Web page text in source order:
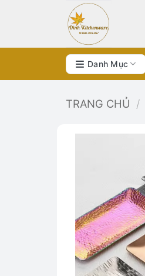
dung
Danh Mục
TRANG CHỦ /